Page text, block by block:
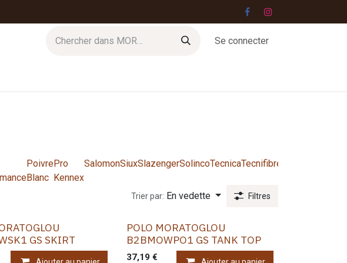
Se connecter
Poivre
Blanc
Pro
Kennex
SalomonSiuxSlazengerSolincoTecnicaTecnifibre
Trier par: En vedette Filtres
GS SKIRT
POLO MORATOGLOU
B2BMOWPO1 GS TANK TOP
37,19 €